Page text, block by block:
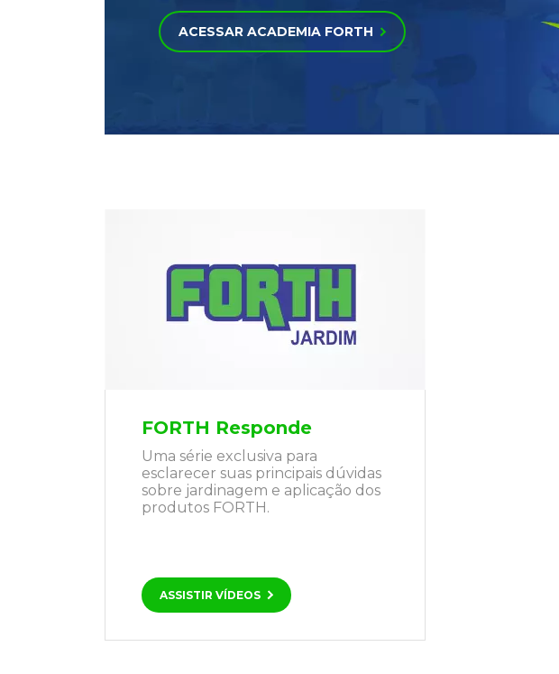
ACESSAR ACADEMIA FORTH
FORTH Responde
Uma série exclusiva para
esclarecer suas principais dúvidas
sobre jardinagem e aplicação dos
produtos FORTH.
ASSISTIR VÍDEOS